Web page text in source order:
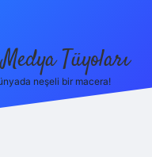
Tüyoları
neşeli bir macera!